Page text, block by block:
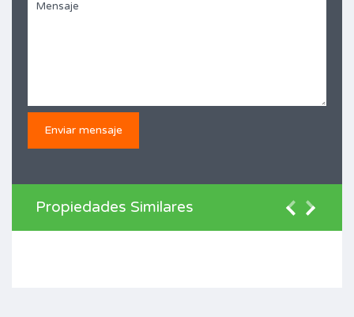
Propiedades Similares